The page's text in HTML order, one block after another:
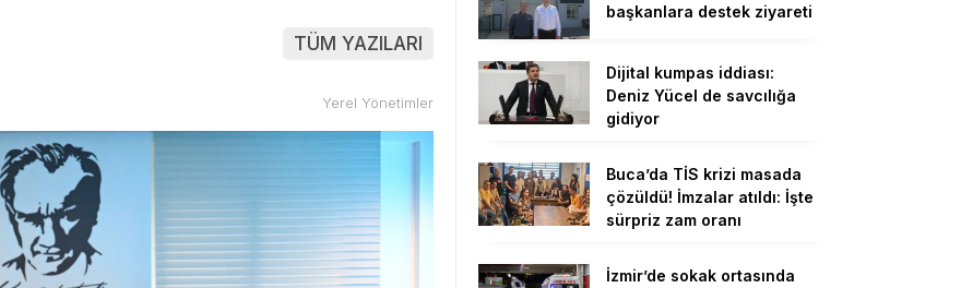
TÜM YAZILARI
Yerel Yönetimler
başkanlara destek ziyareti
Dijital kumpas iddiası:
Deniz Yücel de savcılığa
gidiyor
Buca’da TİS krizi masada
çözüldü! İmzalar atıldı: İşte
sürpriz zam oranı
İzmir’de sokak ortasında